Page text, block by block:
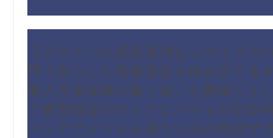
【グローバル資産運用ならマイプ
円で安心した老後資金を積み立てる
個人年金保険の取り扱いを開始しま
ア教育移住のマイプロパティが2024
ーシアでメイドを雇うための相談サ